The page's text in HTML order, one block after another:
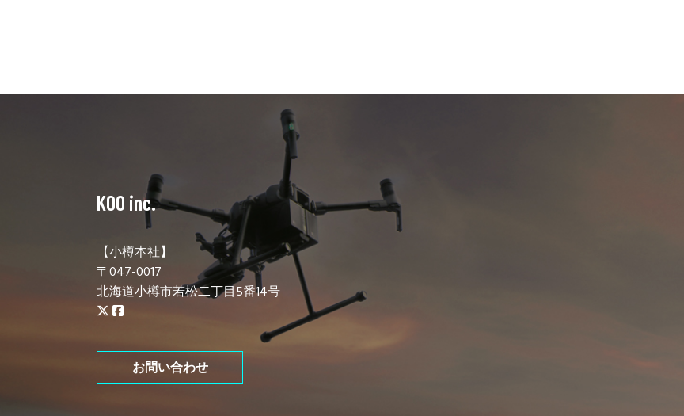
KOO inc.
【小樽本社】
〒047-0017
北海道小樽市若松二丁目5番14号
お問い合わせ